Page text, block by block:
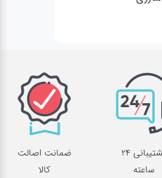
پشتیبانی 24
ساعته
ضمانت اصالت
کالا